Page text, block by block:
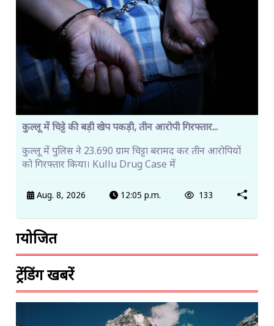
कुल्लू में चिट्टे की बड़ी खेप पकड़ी, तीन आरोपी गिरफ्तार...
कुल्लू में पुलिस ने 23.690 ग्राम चिट्टा बरामद कर तीन आरोपियों
को गिरफ्तार किया। Kullu Drug Case में
Aug. 8, 2026 12:05 p.m. 133
प्रायोजित
ट्रेंडिंग खबरें